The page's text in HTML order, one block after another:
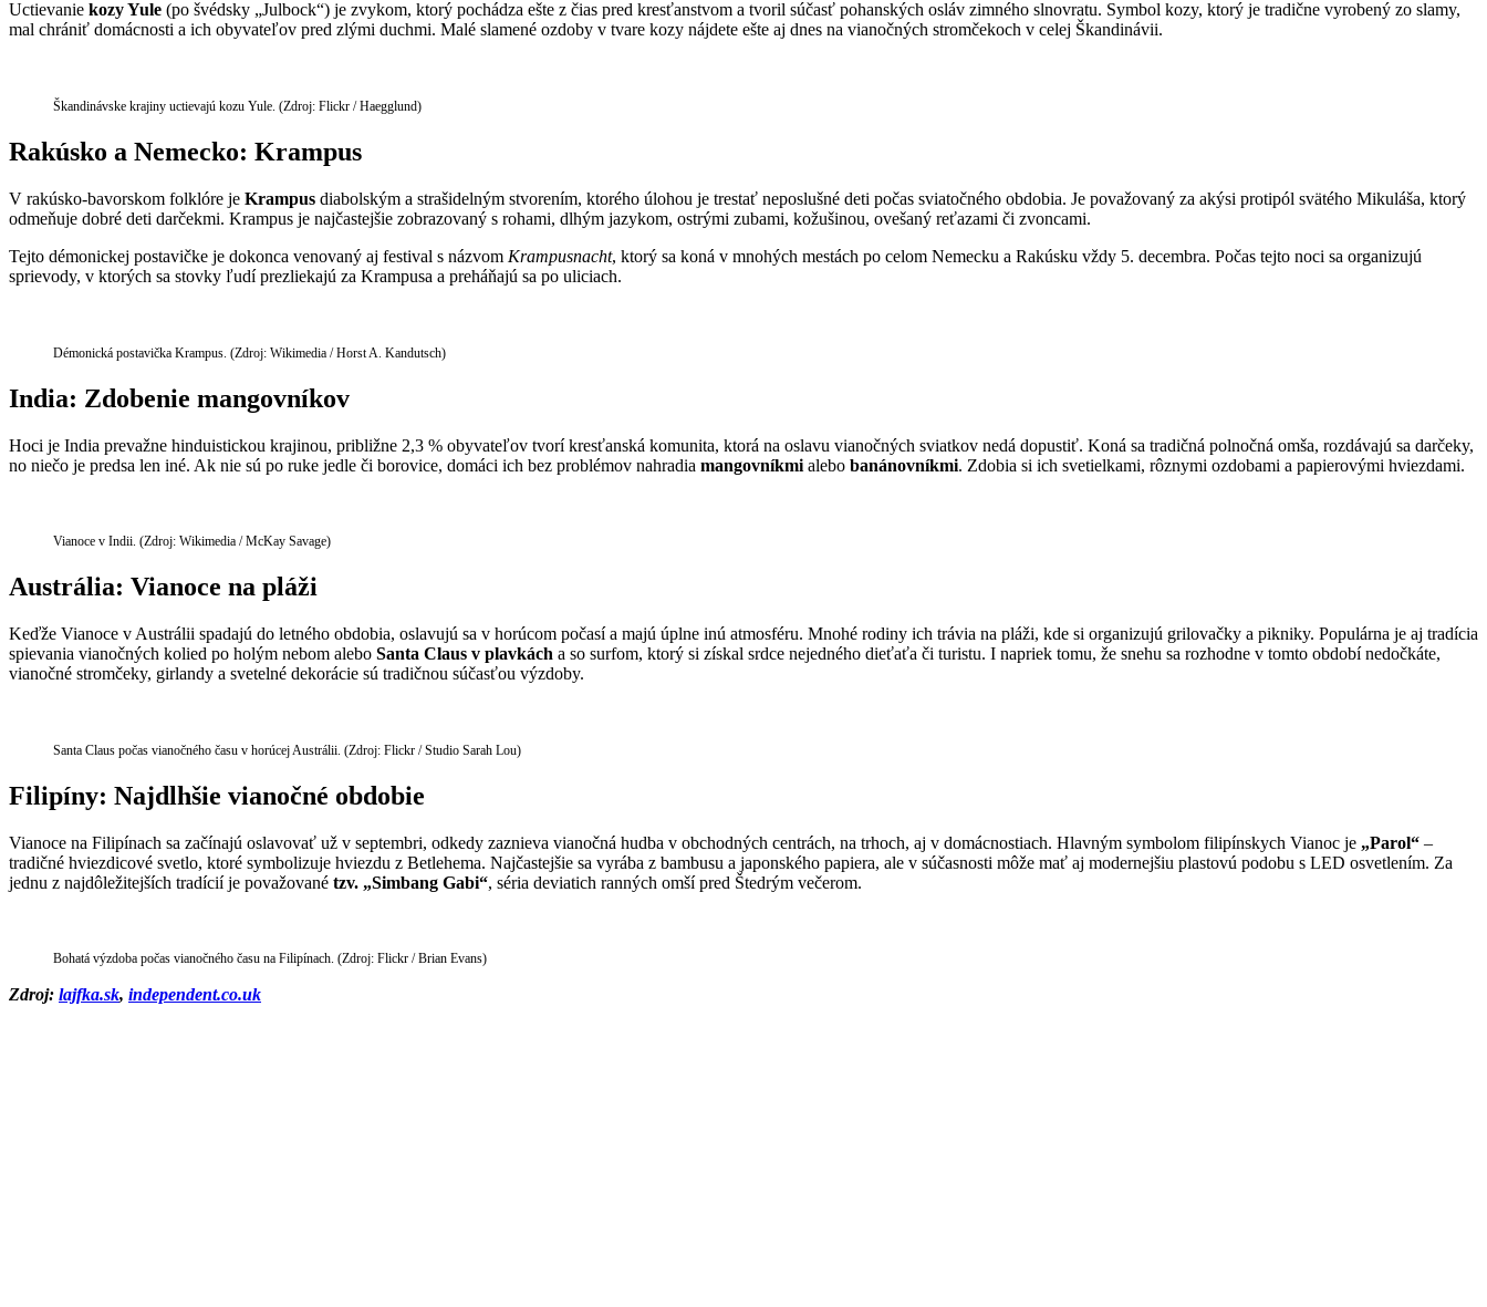
Uctievanie kozy Yule (po švédsky „Julbock“) je zvykom, ktorý pochádza ešte z čias pred kresťanstvom a tvoril súčasť pohanských osláv zimného slnovratu. Symbol kozy, ktorý je tradične vyrobený zo slamy,
mal chrániť domácnosti a ich obyvateľov pred zlými duchmi. Malé slamené ozdoby v tvare kozy nájdete ešte aj dnes na vianočných stromčekoch v celej Škandinávii.
Škandinávske krajiny uctievajú kozu Yule. (Zdroj: Flickr / Haegglund)
Rakúsko a Nemecko: Krampus
V rakúsko-bavorskom folklóre je Krampus diabolským a strašidelným stvorením, ktorého úlohou je trestať neposlušné deti počas sviatočného obdobia. Je považovaný za akýsi protipól svätého Mikuláša, ktorý
odmeňuje dobré deti darčekmi. Krampus je najčastejšie zobrazovaný s rohami, dlhým jazykom, ostrými zubami, kožušinou, ovešaný reťazami či zvoncami.
Tejto démonickej postavičke je dokonca venovaný aj festival s názvom Krampusnacht, ktorý sa koná v mnohých mestách po celom Nemecku a Rakúsku vždy 5. decembra. Počas tejto noci sa organizujú
sprievody, v ktorých sa stovky ľudí prezliekajú za Krampusa a preháňajú sa po uliciach.
Démonická postavička Krampus. (Zdroj: Wikimedia / Horst A. Kandutsch)
India: Zdobenie mangovníkov
Hoci je India prevažne hinduistickou krajinou, približne 2,3 % obyvateľov tvorí kresťanská komunita, ktorá na oslavu vianočných sviatkov nedá dopustiť. Koná sa tradičná polnočná omša, rozdávajú sa darčeky,
no niečo je predsa len iné. Ak nie sú po ruke jedle či borovice, domáci ich bez problémov nahradia mangovníkmi alebo banánovníkmi. Zdobia si ich svetielkami, rôznymi ozdobami a papierovými hviezdami.
Vianoce v Indii. (Zdroj: Wikimedia / McKay Savage)
Austrália: Vianoce na pláži
Keďže Vianoce v Austrálii spadajú do letného obdobia, oslavujú sa v horúcom počasí a majú úplne inú atmosféru. Mnohé rodiny ich trávia na pláži, kde si organizujú grilovačky a pikniky. Populárna je aj tradícia
spievania vianočných kolied po holým nebom alebo Santa Claus v plavkách a so surfom, ktorý si získal srdce nejedného dieťaťa či turistu. I napriek tomu, že snehu sa rozhodne v tomto období nedočkáte,
vianočné stromčeky, girlandy a svetelné dekorácie sú tradičnou súčasťou výzdoby.
Santa Claus počas vianočného času v horúcej Austrálii. (Zdroj: Flickr / Studio Sarah Lou)
Filipíny: Najdlhšie vianočné obdobie
Vianoce na Filipínach sa začínajú oslavovať už v septembri, odkedy zaznieva vianočná hudba v obchodných centrách, na trhoch, aj v domácnostiach. Hlavným symbolom filipínskych Vianoc je „Parol“ –
tradičné hviezdicové svetlo, ktoré symbolizuje hviezdu z Betlehema. Najčastejšie sa vyrába z bambusu a japonského papiera, ale v súčasnosti môže mať aj modernejšiu plastovú podobu s LED osvetlením. Za
jednu z najdôležitejších tradícií je považované tzv. „Simbang Gabi“, séria deviatich ranných omší pred Štedrým večerom.
Bohatá výzdoba počas vianočného času na Filipínach. (Zdroj: Flickr / Brian Evans)
Zdroj: lajfka.sk, independent.co.uk